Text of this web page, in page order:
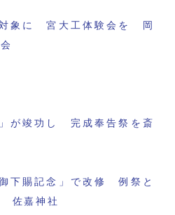
象に 宮大工体験会を 岡
」が竣功し 完成奉告祭を斎
御下賜記念」で改修 例祭と
佐嘉神社